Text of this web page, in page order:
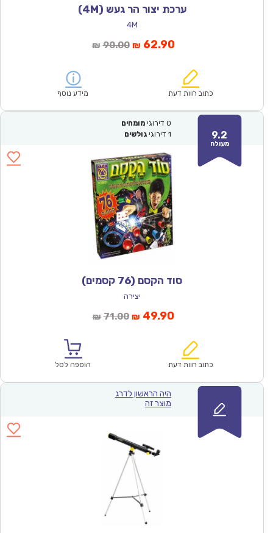
ערכת יצור הר געש (4M)
4M
₪ 90.00המחיר
₪90.00.
₪ 62.90המחיר
הוא:
כתוב חוות דעת מידע נוסף
9.2
מעולה
0 דירוגי מומחים
1 דירוגי גולשים
סוד הקסם (76 קסמים)
יצירה
₪ 71.00המחיר
₪71.00.
₪ 49.90המחיר
הוא:
כתוב חוות דעת הוספה לסל
היה הראשון לדרג
מוצר זה